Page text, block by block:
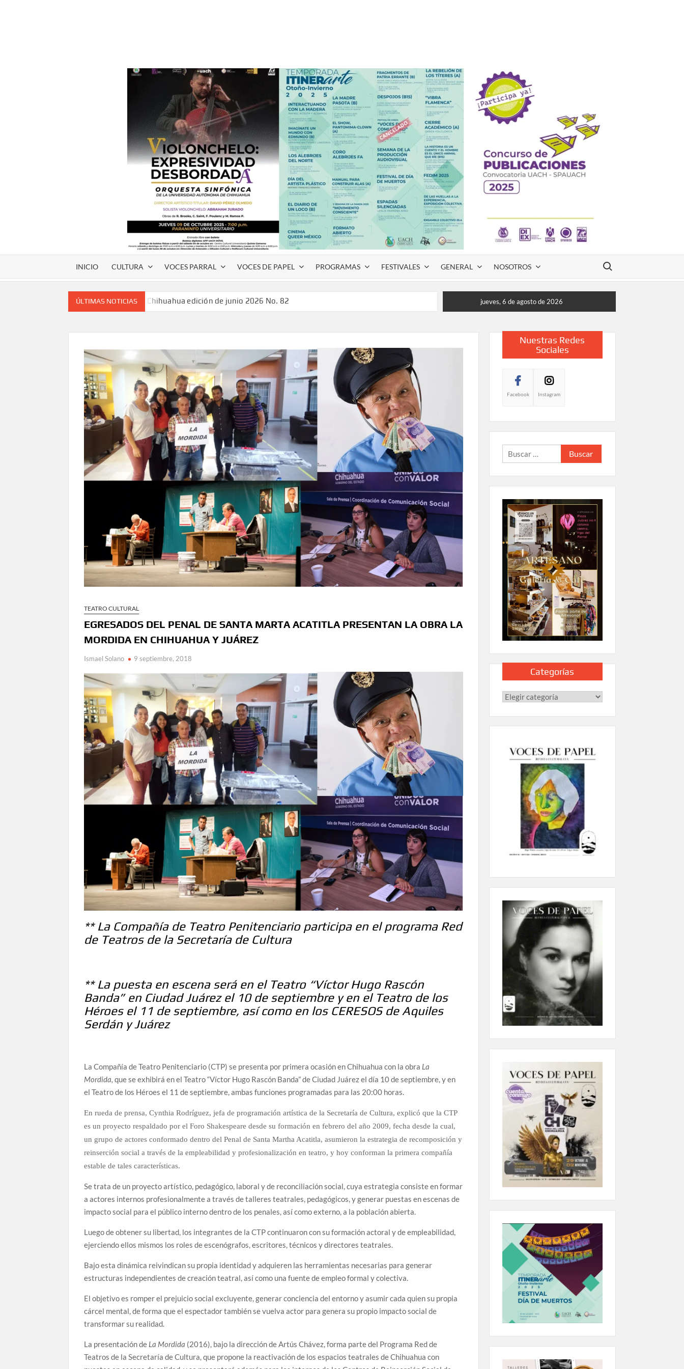
INICIO CULTURA VOCES PARRAL VOCES DE PAPEL PROGRAMAS FESTIVALES GENERAL NOSOTROS
Buscar:
ÚLTIMAS NOTICIAS
Voces de papel Chihuahua edición de junio 2026 No. 82
Voces de papel Parral edición Carlos Montemayor #35
A 18 años de su partida, Teatro Bárbaro rinde homenaje a Víctor Hugo Rascón Banda con Voces en el
umbral
Invitan a participar en “Convocatoria UACH-SPAUACH 2026” para publicar textos académicos con sello
editorial.
Lanza Municipio convocatoria “Chihuahua Deja Huella” para convertir el arte local en identidad
Invitan a descubrir la escena cinematográfica del norte con la muestra “División del Norte: Episodio 2”
en Ciudad Juárez y la capital
Conmemorará Casa Chihuahua el aniversario luctuoso de Miguel Hidalgo
Continúa abierta la convocatoria para el Premio Indígena Literario “Erasmo Palma”
Inaugura Municipio exposición “Horizontes Opuestos” en el Aeropuerto Internacional de Chihuahua
Arranca Ofech su Temporada de Conciertos de Verano con presentaciones gratuitas en Palacio de
Gobierno
Invita Secretaría de Cultura al Festival Omáwari 2026 a celebrarse en Delicias
jueves, 6 de agosto de 2026
TEATRO CULTURAL
EGRESADOS DEL PENAL DE SANTA MARTA ACATITLA PRESENTAN LA OBRA LA
MORDIDA EN CHIHUAHUA Y JUÁREZ
Ismael Solano 9 septiembre, 2018
** La Compañía de Teatro Penitenciario participa en el programa Red
de Teatros de la Secretaría de Cultura
** La puesta en escena será en el Teatro “Víctor Hugo Rascón
Banda” en Ciudad Juárez el 10 de septiembre y en el Teatro de los
Héroes el 11 de septiembre, así como en los CERESOS de Aquiles
Serdán y Juárez
La Compañía de Teatro Penitenciario (CTP) se presenta por primera ocasión en Chihuahua con la obra La
Mordida, que se exhibirá en el Teatro “Víctor Hugo Rascón Banda” de Ciudad Juárez el día 10 de septiembre, y en
el Teatro de los Héroes el 11 de septiembre, ambas funciones programadas para las 20:00 horas.
En rueda de prensa, Cynthia Rodríguez, jefa de programación artística de la Secretaría de Cultura, explicó que la CTP
es un proyecto respaldado por el Foro Shakespeare desde su formación en febrero del año 2009, fecha desde la cual,
un grupo de actores conformado dentro del Penal de Santa Martha Acatitla, asumieron la estrategia de recomposición y
reinserción social a través de la empleabilidad y profesionalización en teatro, y hoy conforman la primera compañía
estable de tales características.
Se trata de un proyecto artístico, pedagógico, laboral y de reconciliación social, cuya estrategia consiste en formar
a actores internos profesionalmente a través de talleres teatrales, pedagógicos, y generar puestas en escenas de
impacto social para el público interno dentro de los penales, así como externo, a la población abierta.
Luego de obtener su libertad, los integrantes de la CTP continuaron con su formación actoral y de empleabilidad,
ejerciendo ellos mismos los roles de escenógrafos, escritores, técnicos y directores teatrales.
Bajo esta dinámica reivindican su propia identidad y adquieren las herramientas necesarias para generar
estructuras independientes de creación teatral, así como una fuente de empleo formal y colectiva.
El objetivo es romper el prejuicio social excluyente, generar conciencia del entorno y asumir cada quien su propia
cárcel mental, de forma que el espectador también se vuelva actor para genera su propio impacto social de
transformar su realidad.
La presentación de La Mordida (2016), bajo la dirección de Artús Chávez, forma parte del Programa Red de
Teatros de la Secretaría de Cultura, que propone la reactivación de los espacios teatrales de Chihuahua con
Nuestras Redes
Sociales
Facebook Instagram
Categorías